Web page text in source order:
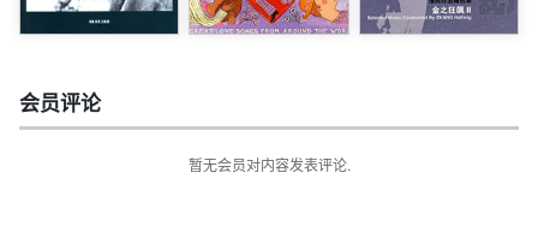
会员评论
暂无会员对内容发表评论.